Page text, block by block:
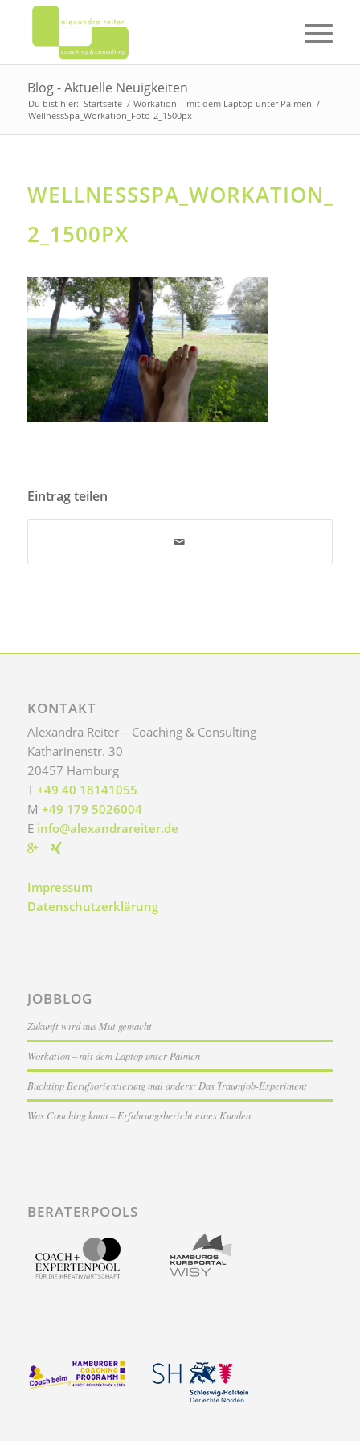
Blog - Aktuelle Neuigkeiten
Du bist hier: Startseite / Workation – mit dem Laptop unter Palmen /
WellnessSpa_Workation_Foto-2_1500px
2_1500PX
Eintrag teilen
KONTAKT
Alexandra Reiter – Coaching & Consulting
Katharinenstr. 30
20457 Hamburg
T +49 40 18141055
M +49 179 5026004
E info@alexandrareiter.de
Impressum
Datenschutzerklärung
JOBBLOG
Zukunft wird aus Mut gemacht
Workation – mit dem Laptop unter Palmen
Buchtipp Berufsorientierung mal anders: Das Traumjob-Experiment
Was Coaching kann – Erfahrungsbericht eines Kunden
BERATERPOOLS